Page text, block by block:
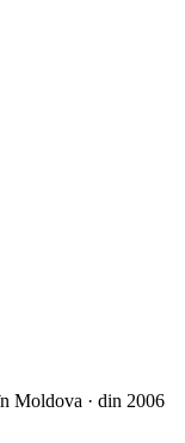
Moldova · din 2006